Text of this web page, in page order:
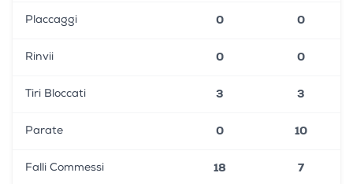
Placcaggi 0 0
Rinvii 0 0
Tiri Bloccati 3 3
Parate 0 10
Falli Commessi 18 7